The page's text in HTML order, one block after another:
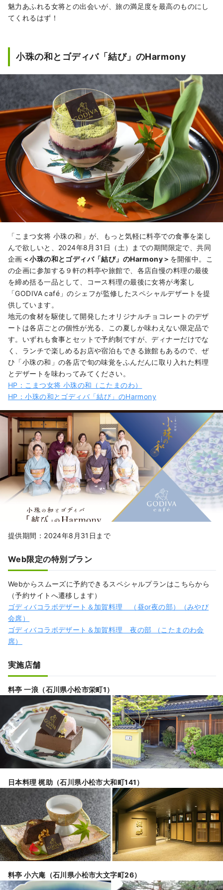
魅力あふれる女将との出会いが、旅の満足度を最高のものにし
てくれるはず！
小珠の和とゴディバ「結び」のHarmony
「こまつ女将 小珠の和」が、もっと気軽に料亭での食事を楽し
んで欲しいと、2024年8月31日（土）までの期間限定で、共同
企画 ＜小珠の和とゴディバ「結び」のHarmony＞ を開催中。こ
の企画に参加する９軒の料亭や旅館で、各店自慢の料理の最後
を締め括る一品として、コース料理の最後に女将が考案し
「GODIVA café」のシェフが監修したスペシャルデザートを提
供しています。
地元の食材を駆使して開発したオリジナルチョコレートのデザ
ートは各店ごとの個性が光る、この夏しか味わえない限定品で
す。いずれも食事とセットで予約制ですが、ディナーだけでな
く、ランチで楽しめるお店や宿泊もできる旅館もあるので、ぜ
ひ「小珠の和」の各店で旬の味覚をふんだんに取り入れた料理
とデザートを味わってみてください。
HP：こまつ女将 小珠の和（こたまのわ）
HP：小珠の和とゴディバ「結び」のHarmony
提供期間：2024年8月31日まで
Web限定の特別プラン
Webからスムーズに予約できるスペシャルプランはこちらから
（予約サイトへ遷移します）
ゴディバコラボデザート＆加賀料理 （昼or夜の部）（みやび
会席）
ゴディバコラボデザート＆加賀料理 夜の部 （こたまのわ会
席）
実施店舗
料亭 一浪（石川県小松市栄町1）
日本料理 梶助（石川県小松市大和町141）
料亭 小六庵（石川県小松市大文字町26）